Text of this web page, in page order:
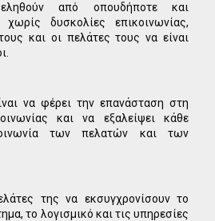
από οπουδήποτε και
χωρίς δυσκολίες επικοινωνίας,
και οι πελάτες τους να είναι
να φέρει την επανάσταση στη
και να εξαλείψει κάθε
των πελατών και των
της να εκσυγχρονίσουν το
το λογισμικό και τις υπηρεσίες